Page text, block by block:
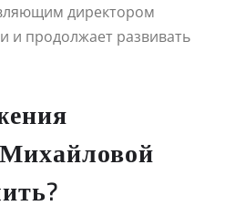
директором
и продолжает развивать